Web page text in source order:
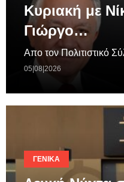
Κυριακή με
Γιώργο…
Απο τον Πολιτιστικό
05|08|2026
ΓΕΝΙΚΆ